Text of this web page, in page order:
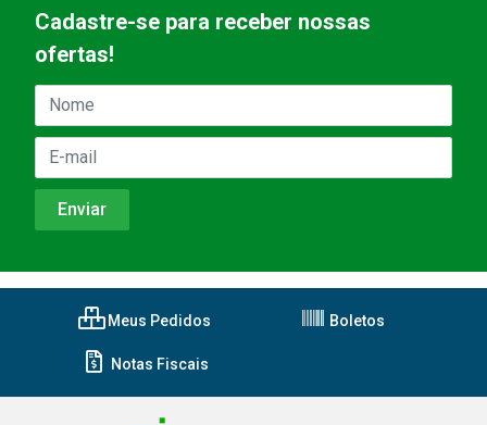
Cadastre-se para receber nossas
ofertas!
Meus Pedidos Boletos
Notas Fiscais